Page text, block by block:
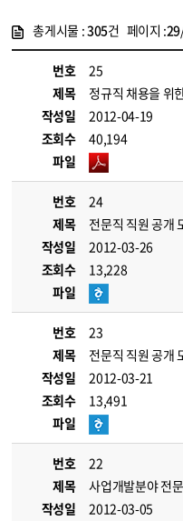
총게시물 :305건 페이지 :29
번호
25
제목
정규직 채용을 위
작성일
2012-04-19
조회수
40,194
파일
번호
24
제목
전문직 직원 공개
작성일
2012-03-26
조회수
13,228
파일
번호
23
제목
전문직 직원 공개
작성일
2012-03-21
조회수
13,491
파일
번호
22
제목
사업개발분야 전
작성일
2012-03-05